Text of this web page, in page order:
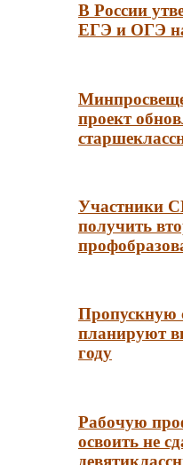
В России
ЕГЭ и ОГЭ
проект
Участники
получить
Пропускную
планируют
году
Рабочую
освоить не